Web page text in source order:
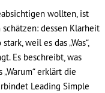
wollten, ist
dessen Klarheit
weil es das „Was“,
Es beschreibt, was
erklärt die
Leading Simple